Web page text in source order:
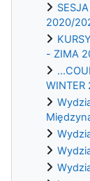
2020/
- ZIMA
WINTER